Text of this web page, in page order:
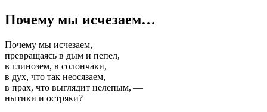
Почему мы исчезаем…
Почему мы исчезаем,
превращаясь в дым и пепел,
в глинозем, в солончаки,
в дух, что так неосязаем,
в прах, что выглядит нелепым, —
нытики и остряки?